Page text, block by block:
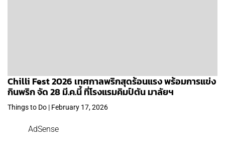
Chilli Fest 2026 เทศกาลพริกสุดร้อนแรง พร้อมการแข่ง
กินพริก จัด 28 มี.ค.นี้ ที่โรงแรมคิมป์ตัน มาลัยฯ
Things to Do | February 17, 2026
AdSense